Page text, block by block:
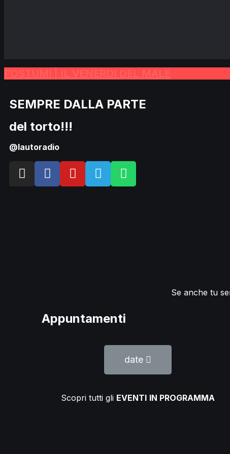
POSTUMI | IL VENERDI DEL MALE
SEMPRE DALLA PARTE
del torto!!!
@lautoradio
Se anche tu
Appuntamenti
date
Scopri tutti gli EVENTI IN PROGRAMMA